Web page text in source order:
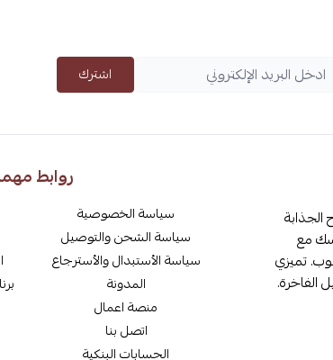
اشترك
الجذابة
مع
تميزي
روابط
سياسة الخصوصية
سياسة الشحن والتوصيل
سياسة الأستبدال والأسترجاع
المدونة
منصة اعمال
اتصل بنا
الحسابات البنكية